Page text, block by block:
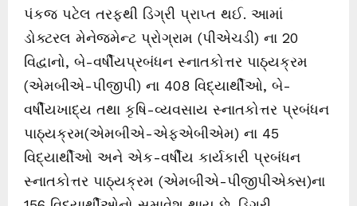
પંકજ પટેલ તરફથી ડિગ્રી પ્રાપ્ત થઈ. આમાં
ડોક્ટરલ મેનેજમેન્ટ પ્રોગ્રામ (પીએચડી) ના 20
વિદ્વાનો, બે-વર્ષીયપ્રબંધન સ્નાતકોત્તર પાઠ્યક્રમ
(એમબીએ-પીજીપી) ના 408 વિદ્યાર્થીઓ, બે-
વર્ષીયખાદ્ય તથા કૃષિ-વ્યવસાય સ્નાતકોત્તર પ્રબંધન
પાઠ્યક્રમ(એમબીએ-એફએબીએમ) ના 45
વિદ્યાર્થીઓ અને એક-વર્ષીય કાર્યકારી પ્રબંધન
સ્નાતકોત્તર પાઠ્યક્રમ (એમબીએ-પીજીપીએક્સ)ના